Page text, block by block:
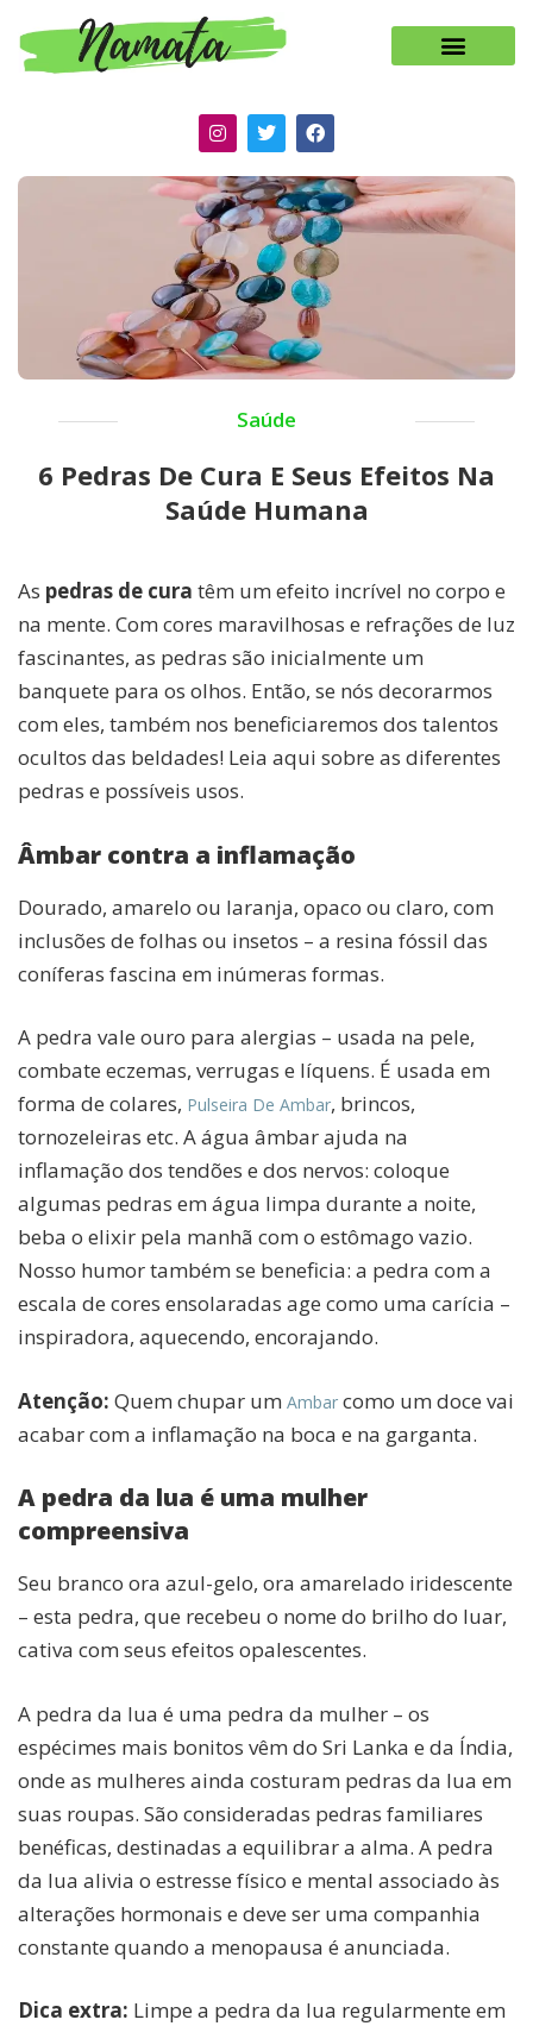
Saúde
6 Pedras De Cura E Seus Efeitos Na
Saúde Humana
As pedras de cura têm um efeito incrível no corpo e
na mente. Com cores maravilhosas e refrações de luz
fascinantes, as pedras são inicialmente um
banquete para os olhos. Então, se nós decorarmos
com eles, também nos beneficiaremos dos talentos
ocultos das beldades! Leia aqui sobre as diferentes
pedras e possíveis usos.
Âmbar contra a inflamação
Dourado, amarelo ou laranja, opaco ou claro, com
inclusões de folhas ou insetos – a resina fóssil das
coníferas fascina em inúmeras formas.
A pedra vale ouro para alergias – usada na pele,
combate eczemas, verrugas e líquens. É usada em
forma de colares, Pulseira De Ambar, brincos,
tornozeleiras etc. A água âmbar ajuda na
inflamação dos tendões e dos nervos: coloque
algumas pedras em água limpa durante a noite,
beba o elixir pela manhã com o estômago vazio.
Nosso humor também se beneficia: a pedra com a
escala de cores ensolaradas age como uma carícia –
inspiradora, aquecendo, encorajando.
Atenção: Quem chupar um Ambar como um doce vai
acabar com a inflamação na boca e na garganta.
A pedra da lua é uma mulher
compreensiva
Seu branco ora azul-gelo, ora amarelado iridescente
– esta pedra, que recebeu o nome do brilho do luar,
cativa com seus efeitos opalescentes.
A pedra da lua é uma pedra da mulher – os
espécimes mais bonitos vêm do Sri Lanka e da Índia,
onde as mulheres ainda costuram pedras da lua em
suas roupas. São consideradas pedras familiares
benéficas, destinadas a equilibrar a alma. A pedra
da lua alivia o estresse físico e mental associado às
alterações hormonais e deve ser uma companhia
constante quando a menopausa é anunciada.
Dica extra: Limpe a pedra da lua regularmente em